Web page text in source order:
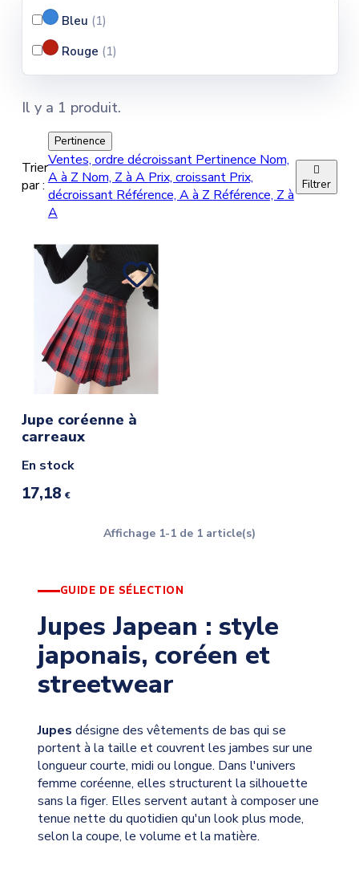
Bleu (1)
Rouge (1)
Il y a 1 produit.
Trier
par :
Pertinence
Ventes, ordre décroissant Pertinence Nom,
A à Z Nom, Z à A Prix, croissant Prix,
décroissant Référence, A à Z Référence, Z à
A

Filtrer
Jupe coréenne à
carreaux
En stock
17,18 €
Affichage 1-1 de 1 article(s)
GUIDE DE SÉLECTION
Jupes Japean : style
japonais, coréen et
streetwear
Jupes désigne des vêtements de bas qui se
portent à la taille et couvrent les jambes sur une
longueur courte, midi ou longue. Dans l'univers
femme coréenne, elles structurent la silhouette
sans la figer. Elles servent autant à composer une
tenue nette du quotidien qu'un look plus mode,
selon la coupe, le volume et la matière.